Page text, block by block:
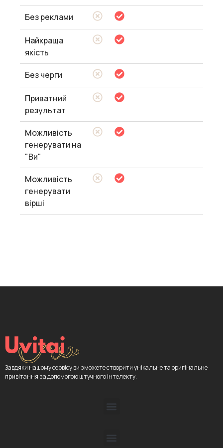
Без реклами
Найкраща
якість
Без черги
Приватний
результат
Можливість
генерувати на
"Ви"
Можливість
генерувати
вірші
Завдяки нашому сервісу ви зможете створити унікальне та оригінальне
привітання за допомогою штучного інтелекту.